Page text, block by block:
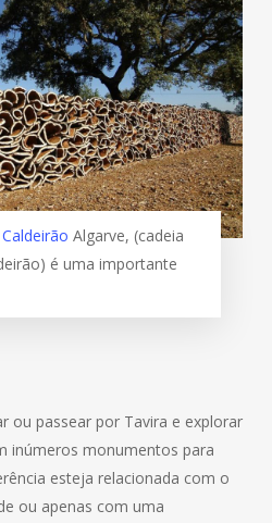
Algarve, (cadeia
é uma importante
ou passear por Tavira e explorar
inúmeros monumentos para
esteja relacionada com o
ou apenas com uma